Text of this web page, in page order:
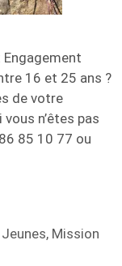
16 et 25 ans ?
de votre
n’êtes pas
85 10 77 ou
Jeunes, Mission